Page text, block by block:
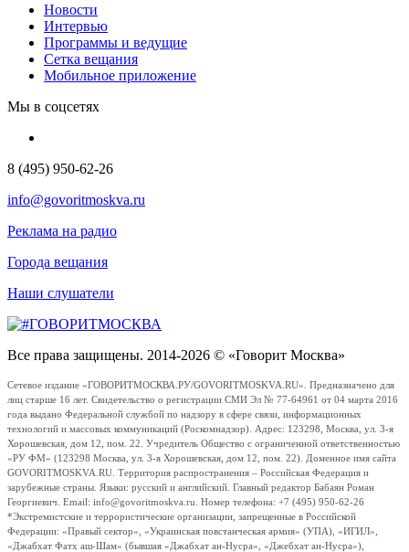
Новости
Интервью
Программы и ведущие
Сетка вещания
Мобильное приложение
Мы в соцсетях
8 (495) 950-62-26
info@govoritmoskva.ru
Реклама на радио
Города вещания
Наши слушатели
Все права защищены. 2014-2026 © «Говорит Москва»
Сетевое издание «ГОВОРИТМОСКВА.РУ/GOVORITMOSKVA.RU». Предназначено для
лиц старше 16 лет. Свидетельство о регистрации СМИ Эл № 77-64961 от 04 марта 2016
года выдано Федеральной службой по надзору в сфере связи, информационных
технологий и массовых коммуникаций (Роскомнадзор). Адрес: 123298, Москва, ул. 3-я
Хорошевская, дом 12, пом. 22. Учредитель Общество с ограниченной ответственностью
«РУ ФМ» (123298 Москва, ул. 3-я Хорошевская, дом 12, пом. 22). Доменное имя сайта
GOVORITMOSKVA.RU. Территория распространения – Российская Федерация и
зарубежные страны. Языки: русский и английский. Главный редактор Бабаян Роман
Георгиевич. Email: info@govoritmoskva.ru. Номер телефона: +7 (495) 950-62-26
*Экстремистские и террористические организации, запрещенные в Российской
Федерации: «Правый сектор», «Украинская повстанческая армия» (УПА), «ИГИЛ»,
«Джабхат Фатх аш-Шам» (бывшая «Джабхат ан-Нусра», «Джебхат ан-Нусра»),